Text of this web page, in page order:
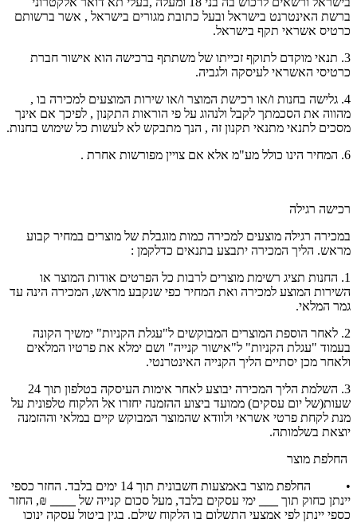
ברשת האינטרנט בישראל ובעל כתובת מגורים בישראל , אשר ברשותם
כרטיס אשראי תקף בישראל.
3. תנאי מוקדם לתוקף זכייתו של משתתף ברכישה הוא אישור חברת
כרטיסי האשראי לעיסקה ולגביה.
4. גלישה בחנות ו/או רכישת המוצר ו/או שירות המוצעים למכירה בו ,
מהווה את הסכמתך לקבל ולנהוג על פי הוראות התקנון , לפיכך אם אינך
מסכים לתנאי מתנאי תקנון זה , הנך מתבקש לא לעשות כל שימוש בחנות.
6. המחיר הינו כולל מע"מ אלא אם צויין מפורשות אחרת .
רכישה רגילה
במכירה רגילה מוצעים למכירה כמות מוגבלת של מוצרים במחיר קבוע
מראש. הליך המכירה יתבצע בתנאים כדלקמן :
1. החנות תציג רשימת מוצרים לרבות כל הפרטים אודות המוצר או
השירות המוצע למכירה ואת המחיר כפי שנקבע מראש, המכירה הינה עד
גמר המלאי.
2. לאחר הוספת המוצרים המבוקשים ל"עגלת הקניות" ימשיך הקונה
בעמוד "עגלת הקניות" ל"אישור קנייה" ושם ימלא את פרטיו המלאים
ולאחר מכן יסתיים הליך הקנייה האינטרנטי.
3. השלמת הליך המכירה יבוצע לאחר אימות העיסקה בטלפון תוך 24
שעות(של יום עסקים) ממועד ביצוע ההזמנה יחזרו אל הלקוח טלפונית על
מנת לקחת פרטי אשראי ולוודא שהמוצר המבוקש קיים במלאי וההזמנה
יוצאת בשלמותה.
החלפת מוצר
• החלפת מוצר באמצעות חשבונית תוך 14 ימים בלבד. החזר כספי
יינתן כחוק תוך
ימי עסקים בלבד, מעל סכום קנייה של
₪, החזר
כספי יינתן לפי אמצעי התשלום בו הלקוח שילם. בגין ביטול עסקה ינוכו